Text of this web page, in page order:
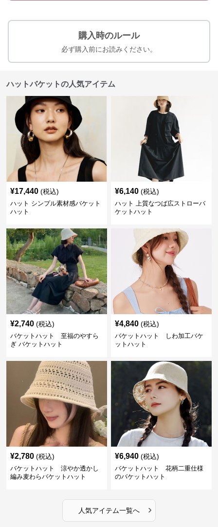
購入時のルール
必ず購入前にお読みください。
ハットバケットの人気アイテム
¥17,440 (税込)
ハット シンプル素材感バケット
ハット
¥6,140 (税込)
ハット 上質なつば広ストローバ
ケットハット
¥2,740 (税込)
バケットハット 至福のやすら
ぎ バケットハット
¥4,840 (税込)
バケットハット しわ加工バケ
ットハット
¥2,780 (税込)
バケットハット 涼やか透かし
編み麦わらバケットハット
¥6,940 (税込)
バケットハット 花柄二重仕様
のバケットハット
人気アイテム一覧へ ›